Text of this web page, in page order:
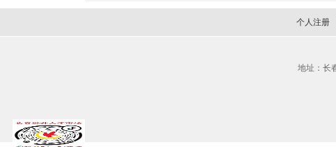
个人注册
地址：长